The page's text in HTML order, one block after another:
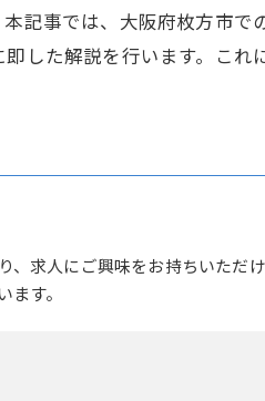
記事では、大阪府枚方市で
した解説を行います。これ
、求人にご興味をお持ちいただ
す。